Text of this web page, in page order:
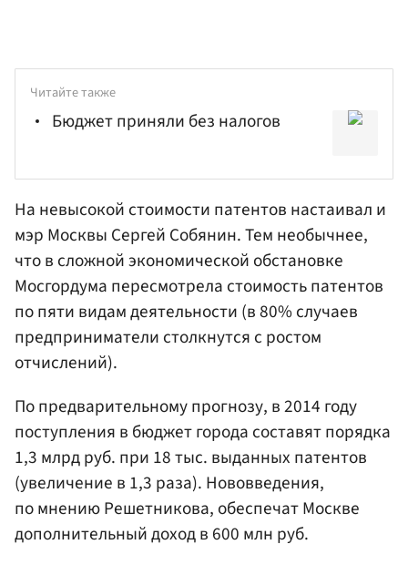
Читайте также
Бюджет приняли без налогов
На невысокой стоимости патентов настаивал и
мэр Москвы Сергей Собянин. Тем необычнее,
что в сложной экономической обстановке
Мосгордума пересмотрела стоимость патентов
по пяти видам деятельности (в 80% случаев
предприниматели столкнутся с ростом
отчислений).
По предварительному прогнозу, в 2014 году
поступления в бюджет города составят порядка
1,3 млрд руб. при 18 тыс. выданных патентов
(увеличение в 1,3 раза). Нововведения,
по мнению Решетникова, обеспечат Москве
дополнительный доход в 600 млн руб.